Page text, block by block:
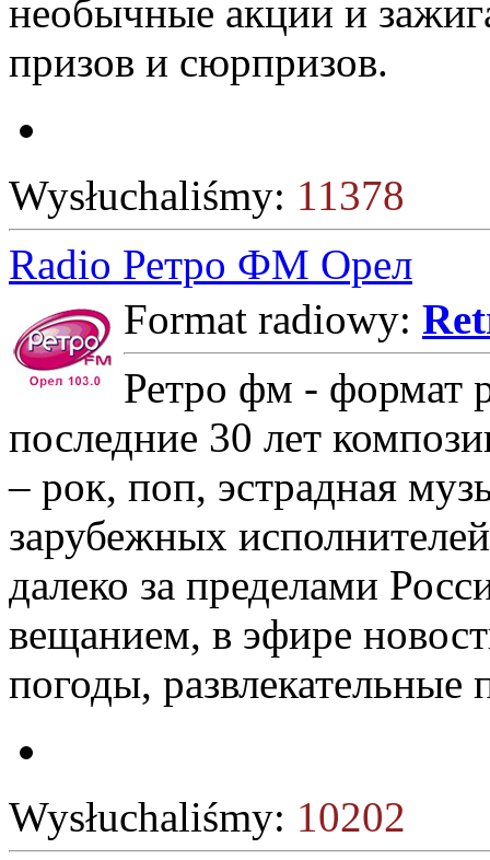
необычные акции и
призов и сюрпризов.
Wysłuchaliśmy: 11378
Radio Ретро ФМ Орел
Format radiowy:
Ретро фм - формат
последние 30 лет
– рок, поп, эстрадная
зарубежных
далеко за пределами
вещанием, в эфире
погоды,
Wysłuchaliśmy: 10202